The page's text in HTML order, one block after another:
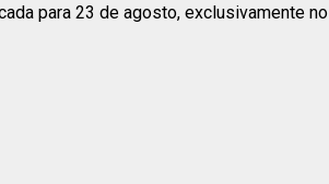
para 23 de agosto, exclusivamente no